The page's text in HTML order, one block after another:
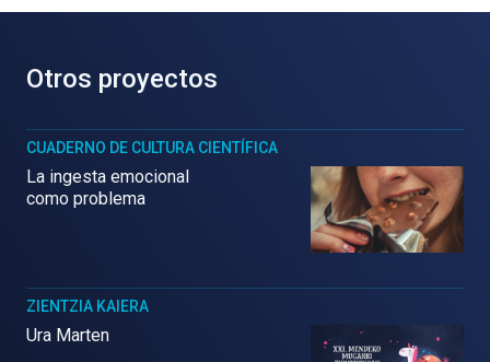
Otros proyectos
CUADERNO DE CULTURA CIENTÍFICA
La ingesta emocional
como problema
ZIENTZIA KAIERA
Ura Marten